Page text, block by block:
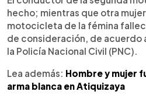
hecho; mientras que otra
motocicleta de la fémina
de consideración, de acuerdo
la Policía Nacional Civil (PNC).
Lea además: Hombre y mujer
arma blanca en Atiquizaya